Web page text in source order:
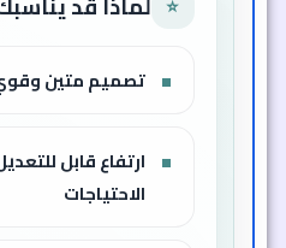
تصميم متين
ارتفاع قابل
الاحتياجات